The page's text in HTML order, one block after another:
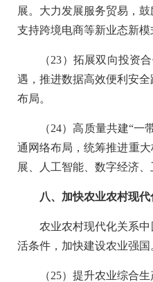
展。大力发展服务贸易，
支持跨境电商等新业态新
（23）拓展双向投资
遇，推进数据高效便利安
布局。
（24）高质量共建“
通网络布局，统筹推进重
展、人工智能、数字经济
八、加快农业农村现
农业农村现代化关系
活条件，加快建设农业强国
（25）提升农业综合